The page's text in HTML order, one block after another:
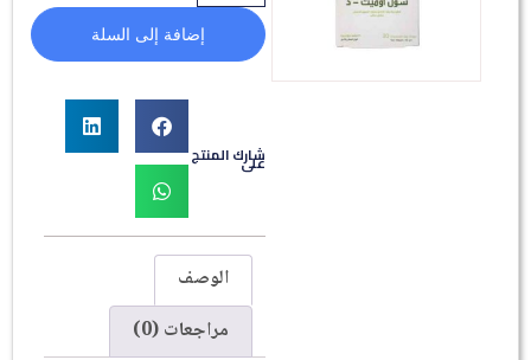
إضافة إلى السلة
شارك المنتج
على
الوصف
مراجعات (0)